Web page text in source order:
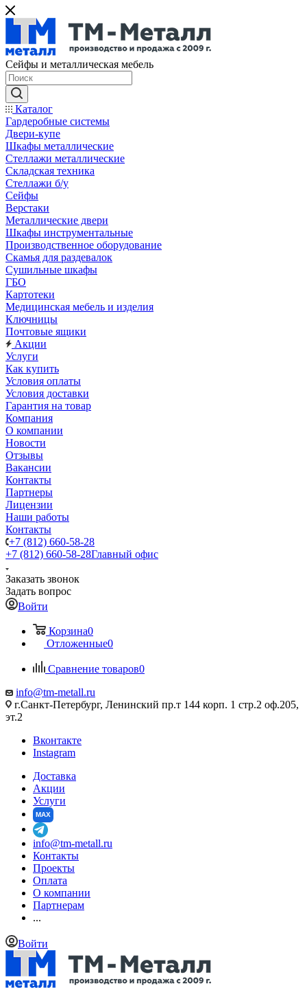
Сейфы и металлическая мебель
Каталог
Гардеробные системы
Двери-купе
Шкафы металлические
Стеллажи металлические
Складская техника
Стеллажи б/у
Сейфы
Верстаки
Металлические двери
Шкафы инструментальные
Производственное оборудование
Скамья для раздевалок
Сушильные шкафы
ГБО
Картотеки
Медицинская мебель и изделия
Ключницы
Почтовые ящики
Акции
Услуги
Как купить
Условия оплаты
Условия доставки
Гарантия на товар
Компания
О компании
Новости
Отзывы
Вакансии
Контакты
Партнеры
Лицензии
Наши работы
Контакты
+7 (812) 660-58-28
+7 (812) 660-58-28Главный офис
Заказать звонок
Задать вопрос
Войти
Корзина0
Отложенные0
Сравнение товаров0
info@tm-metall.ru
г.Санкт-Петербург, Ленинский пр.т 144 корп. 1 стр.2 оф.205,
эт.2
Вконтакте
Instagram
Доставка
Акции
Услуги
MAX
info@tm-metall.ru
Контакты
Проекты
Оплата
О компании
Партнерам
...
Войти